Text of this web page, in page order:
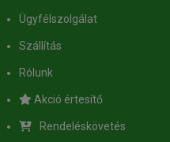
Ügyfélszolgálat
Szállítás
Rólunk
Akció értesítő
Rendeléskövetés